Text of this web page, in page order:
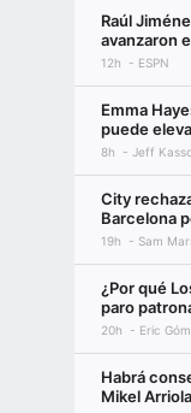
Raúl
avanzaron
12h ESPN
Emma
puede
8h Jeff
City
Barcelona
19h Sam
¿Por qué
paro
20h Eric
Habrá
Mikel Arriola